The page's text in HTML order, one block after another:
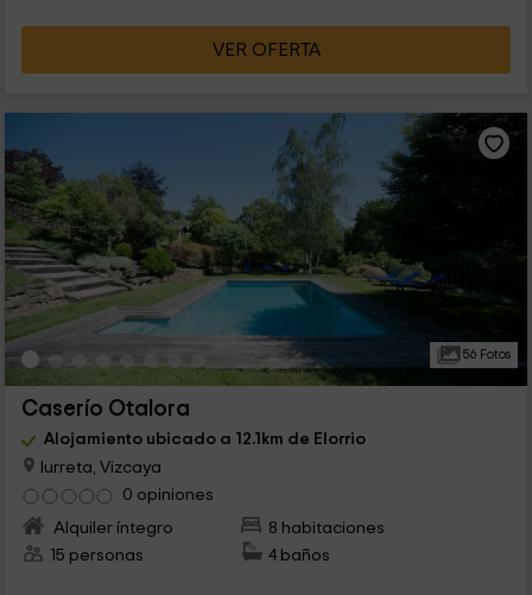
VER OFERTA
56 Fotos
Caserío Otalora
Alojamiento ubicado a 12.1km de Elorrio
Iurreta, Vizcaya
0 opiniones
Alquiler íntegro
8 habitaciones
15 personas
4 baños